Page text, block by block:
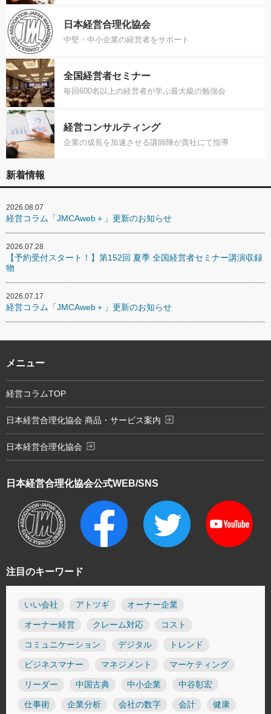
日本経営合理化協会
中堅・中小企業の経営者をサポート
全国経営者セミナー
毎回600名以上の経営者が学ぶ最大級の勉強会
経営コンサルティング
企業の成長を加速させる講師陣が貴社にて指導
新着情報
2026.08.07
経営コラム「JMCAweb＋」更新のお知らせ
2026.07.28
【予約受付スタート！】第152回 夏季 全国経営者セミナー講演収録
物
2026.07.17
経営コラム「JMCAweb＋」更新のお知らせ
注目のキーワード
いい会社 アトツギ オーナー企業
オーナー経営 クレーム対応 コスト
コミュニケーション デジタル トレンド
ビジネスマナー マネジメント マーケティング
リーダー 中国古典 中小企業 中谷彰宏
仕事術 企業分析 会社の数字 会計 健康
日本経営合理化協会公式WEB/SNS
メニュー
経営コラムTOP
日本経営合理化協会 商品・サービス案内 exit_to_app
日本経営合理化協会 exit_to_app